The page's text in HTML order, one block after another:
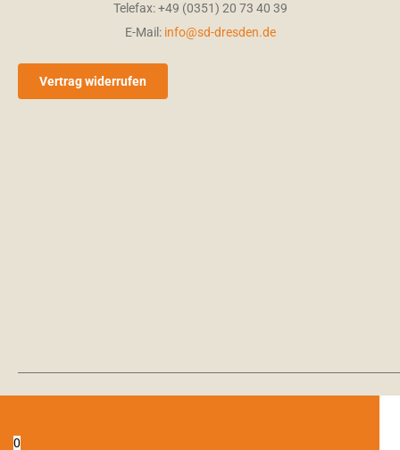
Telefax: +49 (0351) 20 73 40 39
E-Mail: info@sd-dresden.de
Vertrag widerrufen
0